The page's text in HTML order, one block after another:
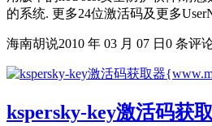
的系统. 更多24位激活码及更多
海南胡说2010 年 03 月 07 日 0 条评
kspersky-key激活码获